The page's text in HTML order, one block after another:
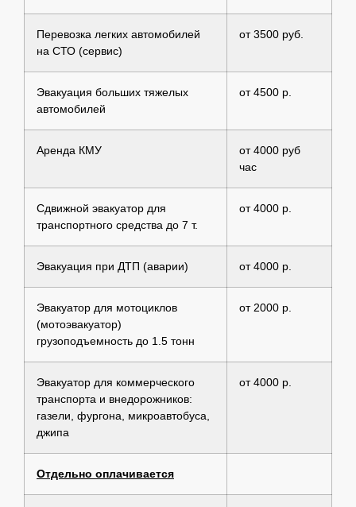
Перевозка легких автомобилей
на СТО (сервис)
от 3500 руб.
Эвакуация больших тяжелых
автомобилей
от 4500 р.
Аренда КМУ
от 4000 руб
час
Сдвижной эвакуатор для
транспортного средства до 7 т.
от 4000 р.
Эвакуация при ДТП (аварии) от 4000 р.
Эвакуатор для мотоциклов
(мотоэвакуатор)
грузоподъемность до 1.5 тонн
от 2000 р.
Эвакуатор для коммерческого
транспорта и внедорожников:
газели, фургона, микроавтобуса,
джипа
от 4000 р.
Отдельно оплачивается